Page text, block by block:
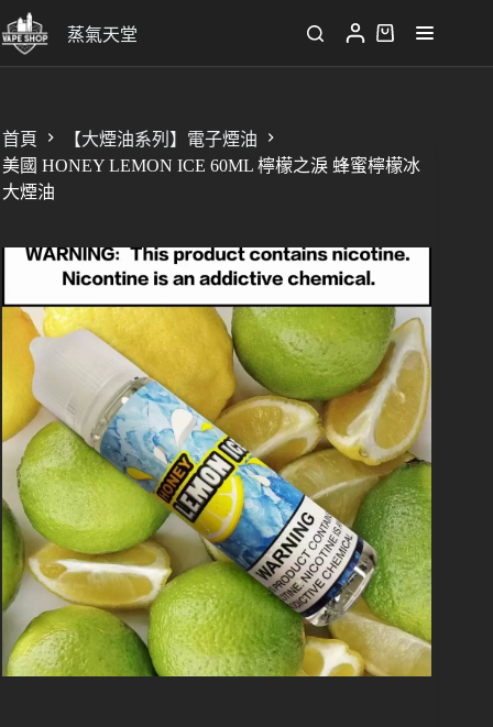
蒸氣天堂
首頁
【大煙油系列】電子煙油
美國 HONEY LEMON ICE 60ML 檸檬之淚 蜂蜜檸檬冰
大煙油